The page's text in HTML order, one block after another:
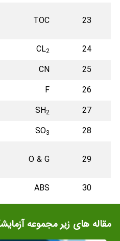
23
TOC
24
CL2
25
CN
26
F
27
SH2
28
SO3
29
O & G
30
ABS
مقاله های زیر مجموعه